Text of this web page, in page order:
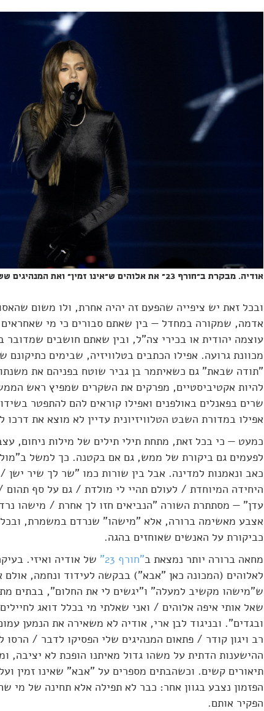
אודיה. מבקרת ב"חורף 23" את אלוהים ש"אינו זמין" ואת המנהיגים ששותקים.
אדמה, שמקורה במחדל — בין שאתם סבורים כי מי
עוצמה יהודית או בכירי צה"ל, ובין שאתם חושבים שמדובר
מכוונת גרועה. אפילו הכתבים בטלוויזיה, שבימים כתיקונם
"תודה שבאת" גם כשאיתמר בן גביר שוטח בפניהם את משנתו
להיות אקטיביסטיים, מפרקים את השקרים שמפיץ ראש
שרים בפאנלים באולפנים ואפילו קוראים להם להתפטר
אפילו במדורת השבט הטלוויזיונית עדיין לא מוצא את דרכו
כמעט — כי בכל זאת, מתחת תילי תילים של מילות ניחום,
לפעמים גם ביקורת של ממש, גם אם בקטנה. כך למשל
כאב ונאמנות למדינה. אבל בין שורות כמו "שר לך שיר
היחידה המיוחדת / לעולם תהיי לי מולדת / גם על סף תהום
עדן" — מסתתרת השורה "הנביאים חזו לך אחרת / מישהו
אצבע מאשימה ברורה, אלא "מישהו" שנרדם במשמרת,
כביקורת על האנשים שאוחזים בהגה.
מחאה ברורה יותר נמצאת ב"חורף 23"
של אודיה ואיזי.
לאלוהים (המכונה כאן "אבא") בבקשה לעידוד ונחמה, אולם
ש"מישהו מקשיב למעלה" ו"יגשים לי את החלום", בבתים
שאל אותי איפה אלוהים / ואני שאלתי מי בכלל דואג
ובגדים". ובניגוד לבן ארי, אודיה לא משאירה את הנמען
רב ויגון קודר / פתאום המנהיגים שלי הפסיקו לדבר /
ההישענות הדתית על משהו גדול מאיתנו הופכת לא יציבה,
תיאורים קשים. וכשהבתים מספרים על "אבא" שאינו זמין
הפזמון נצבע בגוון אחר: כבר לא תפילה אלא תחינה של מי
הפקיר אותם.